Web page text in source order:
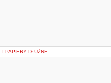
I PAPIERY DŁUŻNE